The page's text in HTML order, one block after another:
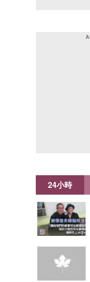
24小時